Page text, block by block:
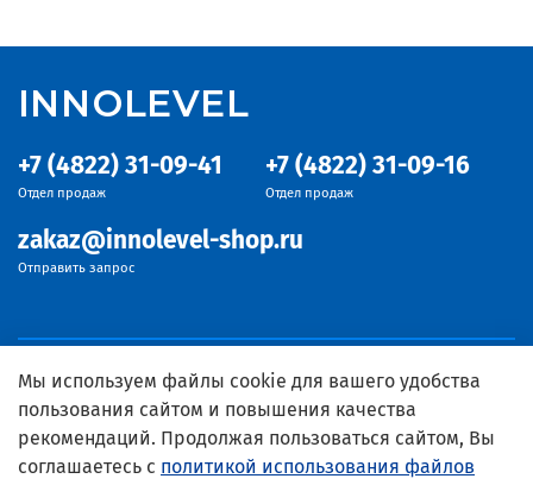
+7 (4822) 31-09-41
Отдел продаж
+7 (4822) 31-09-16
Отдел продаж
zakaz@innolevel-shop.ru
Отправить запрос
INNOLEVEL
Мы используем файлы cookie для вашего удобства
пользования сайтом и повышения качества
рекомендаций. Продолжая пользоваться сайтом, Вы
соглашаетесь с политикой использования файлов